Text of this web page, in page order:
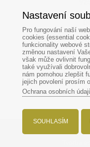
Nastavení
Pro fungování naší
cookies (essential
funkcionality webové
změnou nastavení
však může ovlivnit
také využívali
nám pomohou zlepšit
jejich povolení prosím
Ochrana osobních
SOUHLASÍM